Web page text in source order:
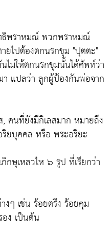
ธิพราหมณ์ พวกพราหมณ์
ยไปต้องตกนรกขุม "ปุตตะ"
ม่ให้ตกนรกขุมนั้นได้ศัพท์ว่า
า แปลว่า ลูกผู้ป้องกันพ่อจาก
คนที่ยังมีกิเลสมาก หมายถึง
ยบุคคล หรือ พระอริยะ
ษุเหลวไห ๖ รูป ที่เรียกว่า
ๆ เช่น ร้อยตรึง ร้อยคุม
ง เป็นต้น